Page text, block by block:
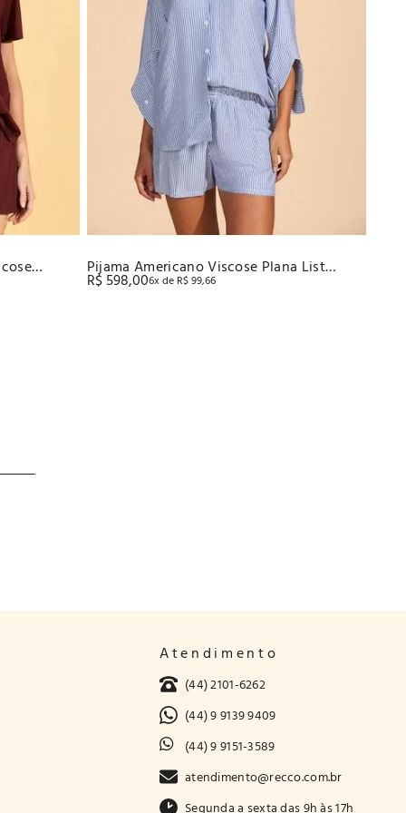
Pijama Americano Viscose Plana List
Recco
R$ 598,006x de R$99,66
Atendimento
(44) 2101-6262
(44) 9 9139 9409
(44) 9 9151-3589
atendimento@recco.com.br